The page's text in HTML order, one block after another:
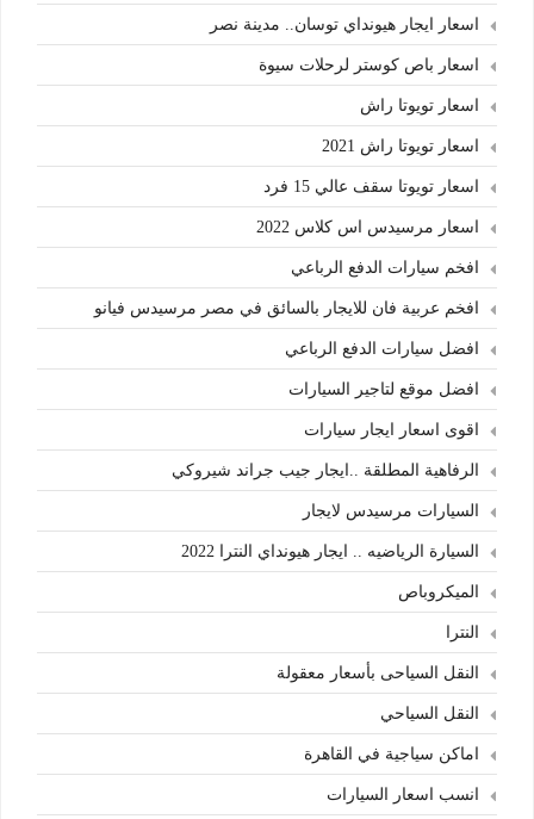
اسعار ايجار هيونداي توسان.. مدينة نصر
اسعار باص كوستر لرحلات سيوة
اسعار تويوتا راش
اسعار تويوتا راش 2021
اسعار تويوتا سقف عالي 15 فرد
اسعار مرسيدس اس كلاس 2022
افخم سيارات الدفع الرباعي
افخم عربية فان للايجار بالسائق في مصر مرسيدس فيانو
افضل سيارات الدفع الرباعي
افضل موقع لتاجير السيارات
اقوى اسعار ايجار سيارات
الرفاهية المطلقة ..ايجار جيب جراند شيروكي
السيارات مرسيدس لايجار
السيارة الرياضيه .. ايجار هيونداي النترا 2022
الميكروباص
النترا
النقل السياحى بأسعار معقولة
النقل السياحي
اماكن سياجية في القاهرة
انسب اسعار السيارات